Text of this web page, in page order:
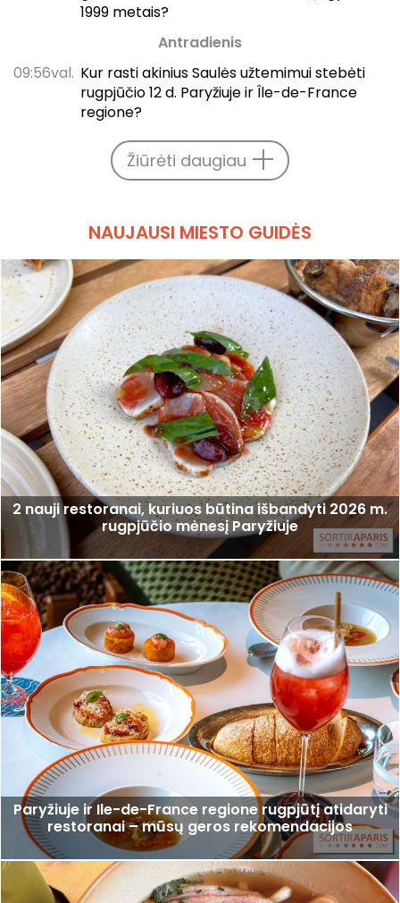
1999 metais?
Antradienis
09:56val. Kur rasti akinius Saulės užtemimui stebėti
rugpjūčio 12 d. Paryžiuje ir Île-de-France
regione?
Žiūrėti daugiau
NAUJAUSI MIESTO GUIDĖS
2 nauji restoranai, kuriuos būtina išbandyti 2026 m.
rugpjūčio mėnesį Paryžiuje
Paryžiuje ir Ile-de-France regione rugpjūtį atidaryti
restoranai – mūsų geros rekomendacijos